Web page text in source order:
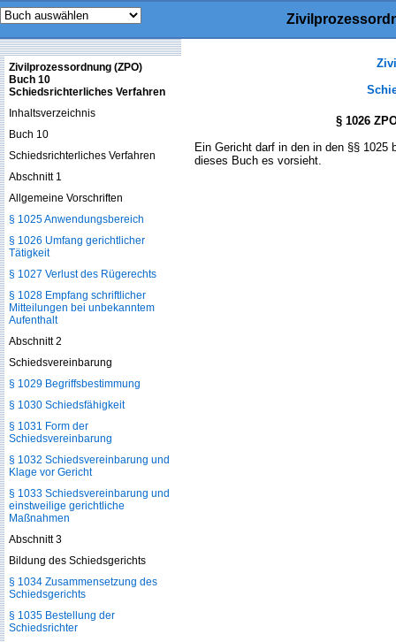
§ 1026
Ein Gericht darf in den in den §§ 1025
dieses Buch es vorsieht.
Zivilprozessordnung (ZPO)
Buch 10
Schiedsrichterliches Verfahren
Inhaltsverzeichnis
Buch 10
Schiedsrichterliches Verfahren
Abschnitt 1
Allgemeine Vorschriften
§ 1025 Anwendungsbereich
§ 1026 Umfang gerichtlicher
Tätigkeit
§ 1027 Verlust des Rügerechts
§ 1028 Empfang schriftlicher
Mitteilungen bei unbekanntem
Aufenthalt
Abschnitt 2
Schiedsvereinbarung
§ 1029 Begriffsbestimmung
§ 1030 Schiedsfähigkeit
§ 1031 Form der
Schiedsvereinbarung
§ 1032 Schiedsvereinbarung und
Klage vor Gericht
§ 1033 Schiedsvereinbarung und
einstweilige gerichtliche
Maßnahmen
Abschnitt 3
Bildung des Schiedsgerichts
§ 1034 Zusammensetzung des
Schiedsgerichts
§ 1035 Bestellung der
Schiedsrichter